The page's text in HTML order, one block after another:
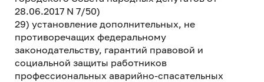
28.06.2017 N 7/50)
29) установление дополнительных, не
противоречащих федеральному
законодательству, гарантий правовой и
социальной защиты работников
профессиональных аварийно-спасательных